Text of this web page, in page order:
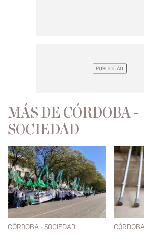
MÁS DE CÓRDOBA -
SOCIEDAD
CÓRDOBA - SOCIEDAD